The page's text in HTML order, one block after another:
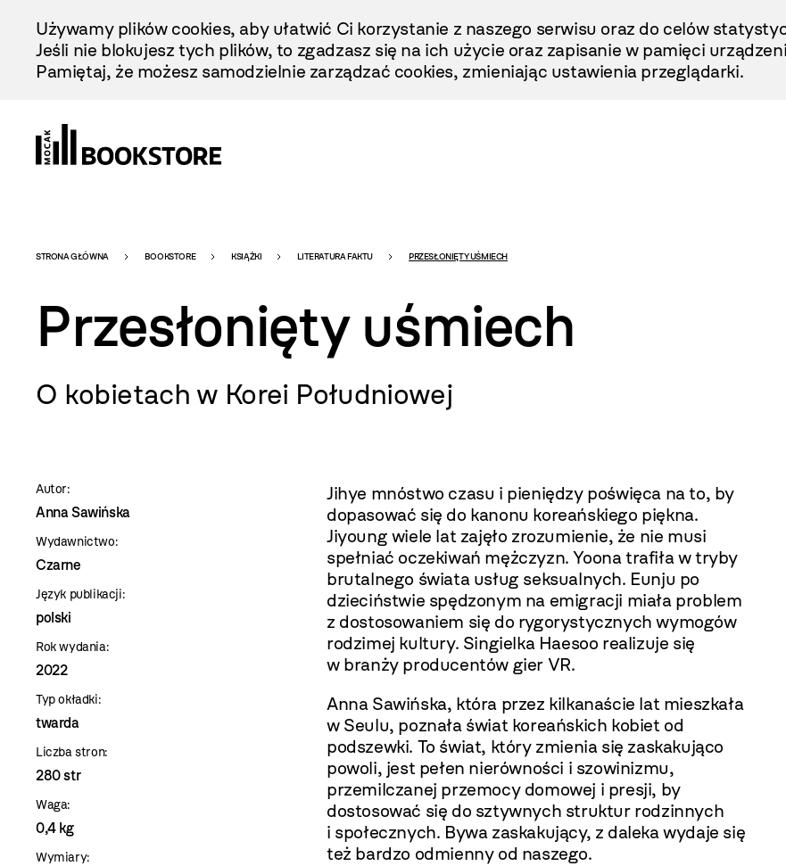
Treści
Używamy plików cookies, aby ułatwić Ci korzystanie z naszego serwisu oraz do celów
Jeśli nie blokujesz tych plików, to zgadzasz się na ich użycie oraz zapisanie w pamięci
Pamiętaj, że możesz samodzielnie zarządzać cookies, zmieniając ustawienia przeglądarki.
Bookstore
-
szablon
szczegóły
STRONA GŁÓWNA BOOKSTORE KSIĄŻKI LITERATURA FAKTU PRZESŁONIĘTY UŚMIECH
Przesłonięty uśmiech
O kobietach w Korei Południowej
Autor:
Anna Sawińska
Wydawnictwo:
Czarne
Język publikacji:
polski
Rok wydania:
2022
Typ okładki:
twarda
Liczba stron:
280 str
Waga:
0,4 kg
Wymiary:
Jihye mnóstwo czasu i pieniędzy poświęca na to, by
dopasować się do kanonu koreańskiego piękna.
Jiyoung wiele lat zajęło zrozumienie, że nie musi
spełniać oczekiwań mężczyzn. Yoona trafiła w tryby
brutalnego świata usług seksualnych. Eunju po
dzieciństwie spędzonym na emigracji miała problem
z dostosowaniem się do rygorystycznych wymogów
rodzimej kultury. Singielka Haesoo realizuje się
w branży producentów gier VR.
Anna Sawińska, która przez kilkanaście lat mieszkała
w Seulu, poznała świat koreańskich kobiet od
podszewki. To świat, który zmienia się zaskakująco
powoli, jest pełen nierówności i szowinizmu,
przemilczanej przemocy domowej i presji, by
dostosować się do sztywnych struktur rodzinnych
i społecznych. Bywa zaskakujący, z daleka wydaje się
też bardzo odmienny od naszego.